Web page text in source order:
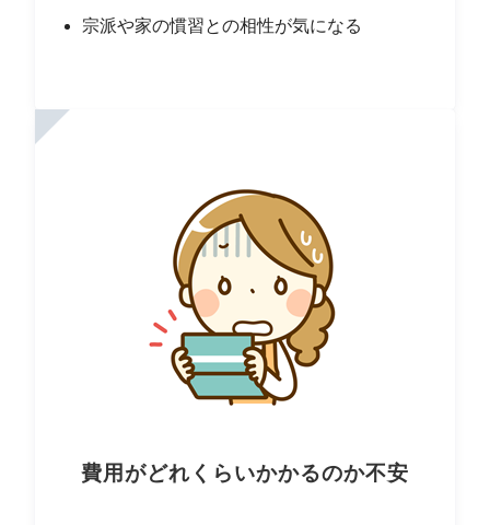
宗派や家の慣習との相性が気になる
費用がどれくらいかかるのか不安